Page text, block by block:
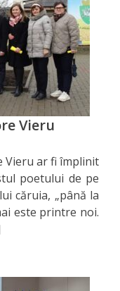
Vieru
Vieru ar fi împlinit
poetului de pe
căruia, „până la
este printre noi.